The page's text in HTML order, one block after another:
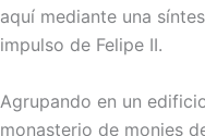
aquí mediante una
impulso de Felipe II.
Agrupando en un
monasterio de monjes